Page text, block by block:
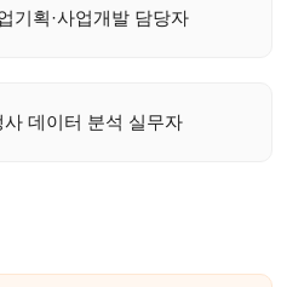
기획·사업개발 담당자
사 데이터 분석 실무자